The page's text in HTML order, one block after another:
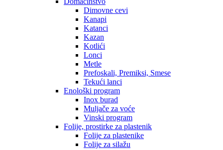
Dimovne cevi
Kanapi
Katanci
Kazan
Kotlići
Lonci
Metle
Prefoskali, Premiksi, Smese
Tekući lanci
Enološki program
Inox burad
Muljače za voće
Vinski program
Folije, prostirke za plastenik
Folije za plastenike
Folije za silažu